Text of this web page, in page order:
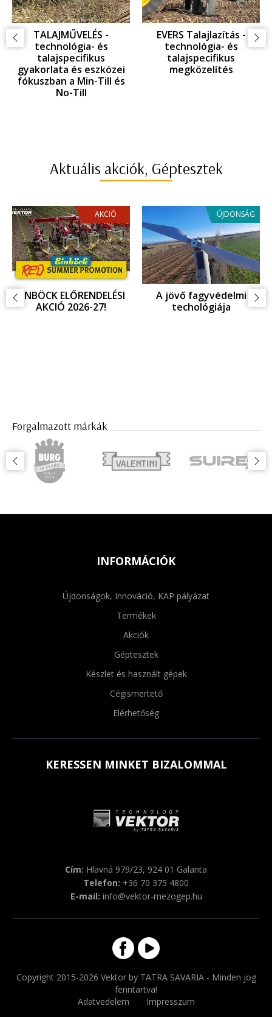
TALAJMŰVELÉS -
technológia- és
talajspecifikus
gyakorlata és eszközei
fókuszban a Min-Till és
No-Till
EVERS Talajlazítás -
technológia- és
talajspecifikus
megközelítés
Aktuális akciók, Géptesztek
AKCIÓ
EINBÖCK ELŐRENDELÉSI
AKCIÓ 2026-27!
ÚJDONSÁG
A jövő fagyvédelmi
techológiája
Forgalmazott márkák
INFORMÁCIÓK
Újdonságok, Innováció, KAP pályázat
Termékek
Akciók
Géptesztek
Készlet és használt gépek
Cégismertető
Elérhetőség
KERESSEN MINKET BIZALOMMAL
Cím: Hlavná 979/23, 924 01 Galanta
Telefon: +36 70 375 4800
E-mail: info@vektor-mezogep.hu
Copyright 2015-2026 Vektor by TATRA SAVARIA - Minden jog
fenntartva!
Adatvedelem
Impresszum